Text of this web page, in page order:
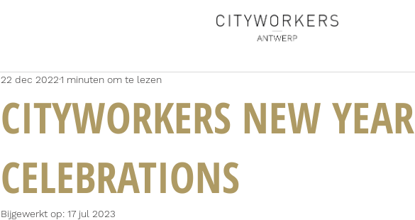
CITYWORKERS NEW YEAR
CELEBRATIONS
22 dec 20221 minuten om te lezen
Bijgewerkt op: 17 jul 2023